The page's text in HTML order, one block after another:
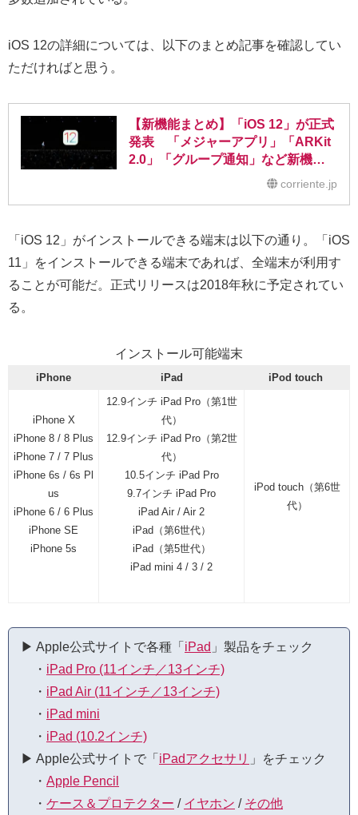
iOS 12の詳細については、以下のまとめ記事を確認してい
ただければと思う。
【新機能まとめ】「iOS 12」が正式
発表 「メジャーアプリ」「ARKit
2.0」「グループ通知」など新機能
corriente.jp
「iOS 12」がインストールできる端末は以下の通り。「iOS
11」をインストールできる端末であれば、全端末が利用す
ることが可能だ。正式リリースは2018年秋に予定されてい
る。
インストール可能端末
iPhone iPad iPod touch
iPhone X
iPhone 8 / 8 Plus
iPhone 7 / 7 Plus
iPhone 6s / 6s Pl
us
iPhone 6 / 6 Plus
iPhone SE
iPhone 5s
12.9インチ iPad Pro（第1世
代）
12.9インチ iPad Pro（第2世
代）
10.5インチ iPad Pro
9.7インチ iPad Pro
iPad Air / Air 2
iPad（第6世代）
iPad（第5世代）
iPad mini 4 / 3 / 2
iPod touch（第6世
代）
▶︎ Apple公式サイトで各種「 iPad 」製品をチェック
・ iPad Pro (11インチ／13インチ)
・ iPad Air (11インチ／13インチ)
・ iPad mini
・ iPad (10.2インチ)
▶︎ Apple公式サイトで「 iPadアクセサリ 」をチェック
・ Apple Pencil
・ ケース＆プロテクター / イヤホン / その他